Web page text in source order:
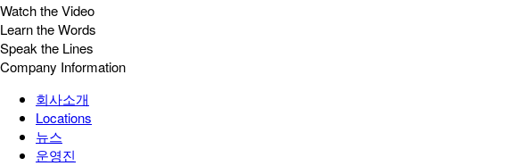
Watch the Video
Learn the Words
Speak the Lines
Company Information
회사소개
Locations
뉴스
운영진